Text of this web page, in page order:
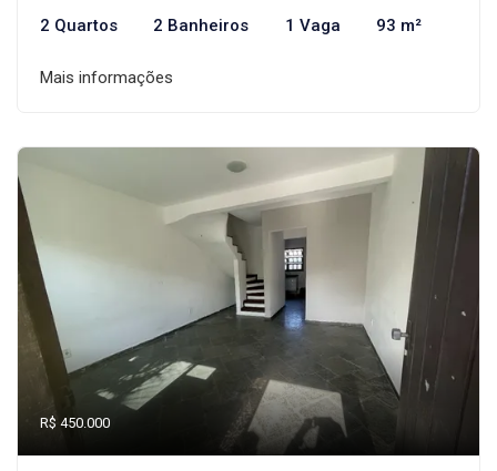
2 Quartos 2 Banheiros 1 Vaga 93 m²
Mais informações
R$ 450.000